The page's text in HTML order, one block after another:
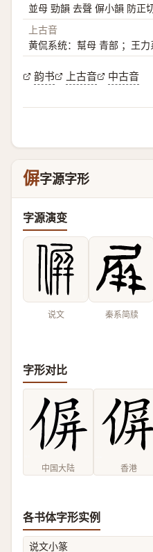
並母 勁韻 去聲 偋小韻 防正
上古音
黄侃系统：幫母 青部 ；王力
韵书 上古音 中古音
偋字源字形
字源演变
说文 秦系简牍
字形对比
中国大陆 香港
各书体字形实例
说文小篆